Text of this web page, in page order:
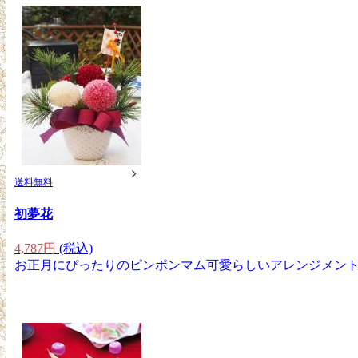
送料無料
初夢花
4,787円 (税込)
お正月にぴったりのピンポンマム可愛らしいアレンジメン